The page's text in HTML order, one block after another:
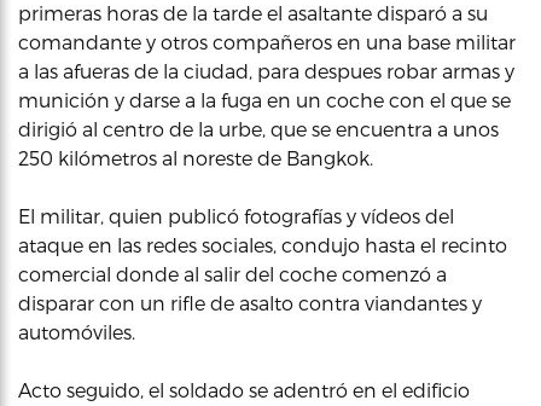
primeras horas de la tarde el asaltante disparó a su
comandante y otros compañeros en una base militar
a las afueras de la ciudad, para despues robar armas y
munición y darse a la fuga en un coche con el que se
dirigió al centro de la urbe, que se encuentra a unos
250 kilómetros al noreste de Bangkok.
El militar, quien publicó fotografías y vídeos del
ataque en las redes sociales, condujo hasta el recinto
comercial donde al salir del coche comenzó a
disparar con un rifle de asalto contra viandantes y
automóviles.
Acto seguido, el soldado se adentró en el edificio